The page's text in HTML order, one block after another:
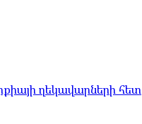
ղեկավարների հետ